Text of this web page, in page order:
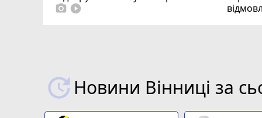
photo_camera play_circle_filled
Новини Вінниці за